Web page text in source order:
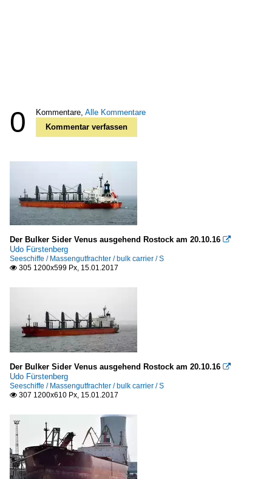
0 Kommentare, Alle Kommentare
Kommentar verfassen
Der Bulker Sider Venus ausgehend Rostock am 20.10.16 
Udo Fürstenberg
Seeschiffe / Massengutfrachter / bulk carrier / S
 305 1200x599 Px, 15.01.2017
Der Bulker Sider Venus ausgehend Rostock am 20.10.16 
Udo Fürstenberg
Seeschiffe / Massengutfrachter / bulk carrier / S
 307 1200x610 Px, 15.01.2017